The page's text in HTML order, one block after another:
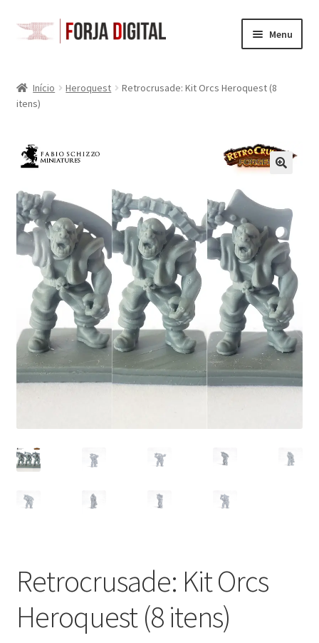
Pular
para
Pular
para
conteúdo
Menu
Carrinho
Checkout
Space Gits
Battletech
Acessórios
Início Heroquest
Retrocrusade: Kit Orcs Heroquest (8
itens)
Retrocrusade: Kit Orcs
Heroquest (8 itens)